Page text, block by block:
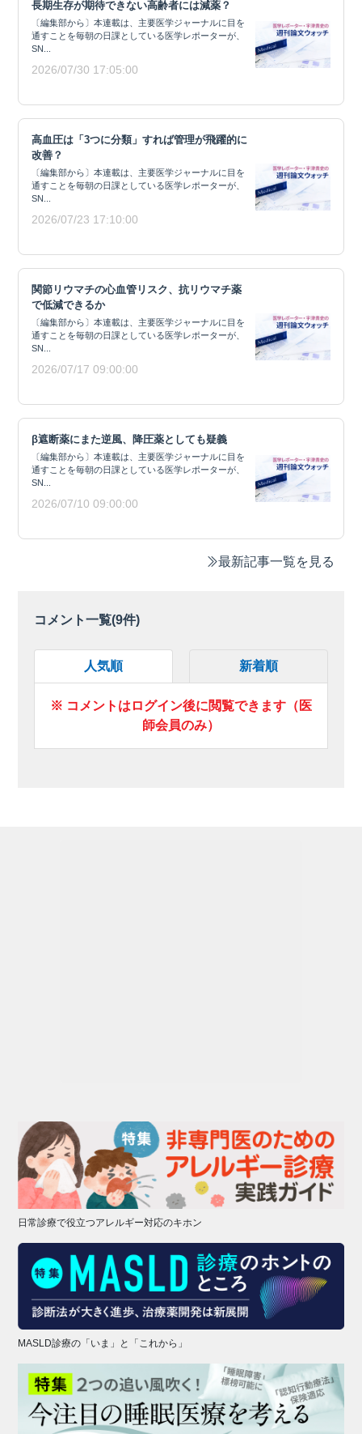
長期生存が期待できない高齢者には減薬？
〔編集部から〕本連載は、主要医学ジャーナルに目を
通すことを毎朝の日課としている医学レポーターが、
SN...
2026/07/30 17:05:00
高血圧は「3つに分類」すれば管理が飛躍的に
改善？
〔編集部から〕本連載は、主要医学ジャーナルに目を
通すことを毎朝の日課としている医学レポーターが、
SN...
2026/07/23 17:10:00
関節リウマチの心血管リスク、抗リウマチ薬
で低減できるか
〔編集部から〕本連載は、主要医学ジャーナルに目を
通すことを毎朝の日課としている医学レポーターが、
SN...
2026/07/17 09:00:00
β遮断薬にまた逆風、降圧薬としても疑義
〔編集部から〕本連載は、主要医学ジャーナルに目を
通すことを毎朝の日課としている医学レポーターが、
SN...
2026/07/10 09:00:00
最新記事一覧を見る
コメント一覧(9件)
人気順 新着順
※ コメントはログイン後に閲覧できます（医
師会員のみ）
日常診療で役立つアレルギー対応のキホン
MASLD診療の「いま」と「これから」